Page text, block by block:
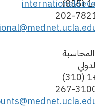
+1 (855)
202-
+1 (310)
267-